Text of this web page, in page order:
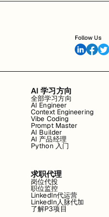
Follow Us
AI 学习方向
全部学习方向
AI Engineer
Context Engineering
Vibe Coding
Prompt Master
AI Builder
AI 产品经理
Python 入门
求职代理
岗位代投
职位监控
LinkedIn代运营
LinkedIn人脉代加
了解P3项目